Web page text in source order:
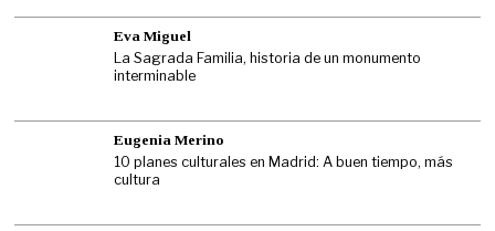
Eva Miguel
La Sagrada Familia, historia de un monumento
interminable
Eugenia Merino
10 planes culturales en Madrid: A buen tiempo, más
cultura